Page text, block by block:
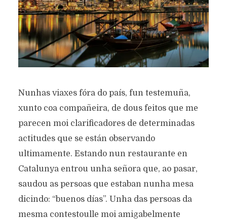
Nunhas viaxes fóra do país, fun testemuña,
xunto coa compañeira, de dous feitos que me
parecen moi clarificadores de determinadas
actitudes que se están observando
ultimamente. Estando nun restaurante en
Catalunya entrou unha señora que, ao pasar,
saudou as persoas que estaban nunha mesa
dicindo: “buenos días”. Unha das persoas da
mesma contestoulle moi amigabelmente